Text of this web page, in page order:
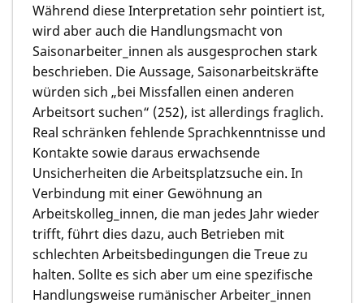
Während diese Interpretation sehr pointiert ist,
wird aber auch die Handlungsmacht von
Saisonarbeiter_innen als ausgesprochen stark
beschrieben. Die Aussage, Saisonarbeitskräfte
würden sich „bei Missfallen einen anderen
Arbeitsort suchen“ (252), ist allerdings fraglich.
Real schränken fehlende Sprachkenntnisse und
Kontakte sowie daraus erwachsende
Unsicherheiten die Arbeitsplatzsuche ein. In
Verbindung mit einer Gewöhnung an
Arbeitskolleg_innen, die man jedes Jahr wieder
trifft, führt dies dazu, auch Betrieben mit
schlechten Arbeitsbedingungen die Treue zu
halten. Sollte es sich aber um eine spezifische
Handlungsweise rumänischer Arbeiter_innen